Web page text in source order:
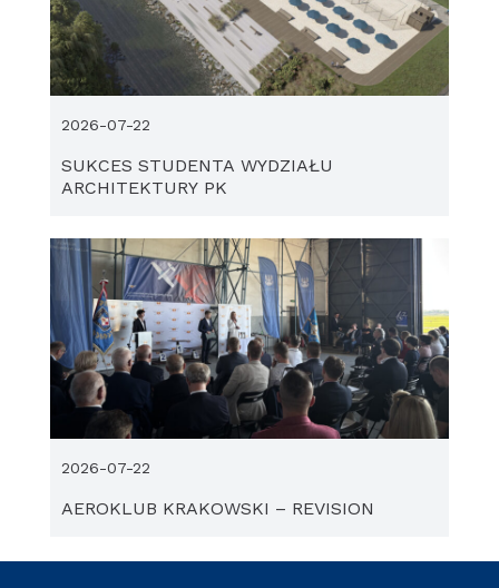
SUKCES STUDENTA WYDZIAŁU
ARCHITEKTURY PK
2026-07-22
AEROKLUB KRAKOWSKI – REVISION
2026-07-22